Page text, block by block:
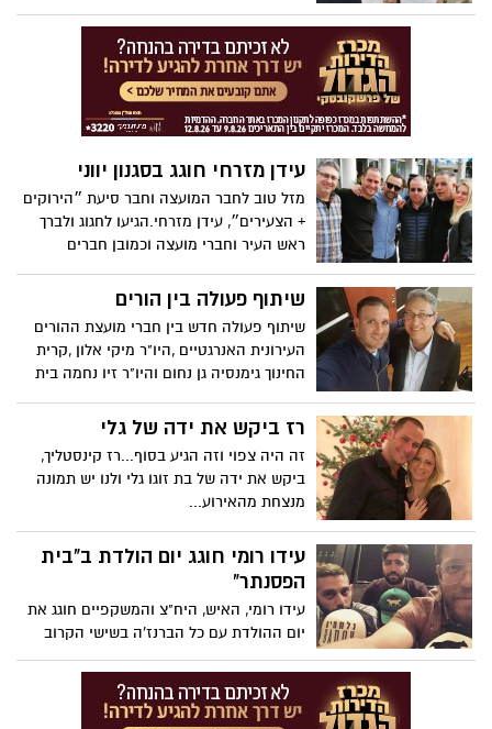
עידן מזרחי חוגג בסגנון יווני
מזל טוב לחבר המועצה וחבר סיעת ״הירוקים
+ הצעירים״, עידן מזרחי.הגיעו לחגוג ולברך
ראש העיר וחברי מועצה וכמובן חברים
שיתוף פעולה בין הורים
שיתוף פעולה חדש בין חברי מועצת ההורים
העירונית האנרגטיים ,היו"ר מיקי אלון ,קרית
החינוך גימנסיה גן נחום והיו"ר זיו נחמה בית
רז ביקש את ידה של גלי
זה היה צפוי וזה הגיע בסוף...רז קינסטליך,
ביקש את ידה של בת זוגו גלי ולנו יש תמונה
מנצחת מהאירוע...
עידו רומי חוגג יום הולדת ב"בית
הפסנתר"
עידו רומי, האיש, היח"צ והמשקפיים חוגג את
יום ההולדת עם כל הברנז'ה בשישי הקרוב
הוא נלחם בדוב כמו שדובים אמיתיים יודעים.
אביב) הולך להיום שם לוהט....